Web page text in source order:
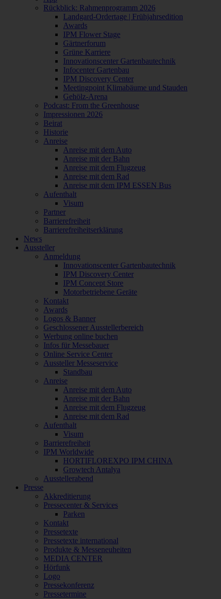
Rückblick: Rahmenprogramm 2026
Landgard-Ordertage | Frühjahrsedition
Awards
IPM Flower Stage
Gärtnerforum
Grüne Karriere
Innovationscenter Gartenbautechnik
Infocenter Gartenbau
IPM Discovery Center
Meetingpoint Klimabäume und Stauden
Gehölz-Arena
Podcast: From the Greenhouse
Impressionen 2026
Beirat
Historie
Anreise
Anreise mit dem Auto
Anreise mit der Bahn
Anreise mit dem Flugzeug
Anreise mit dem Rad
Anreise mit dem IPM ESSEN Bus
Aufenthalt
Visum
Partner
Barrierefreiheit
Barrierefreiheitserklärung
News
Aussteller
Anmeldung
Innovationscenter Gartenbautechnik
IPM Discovery Center
IPM Concept Store
Motorbetriebene Geräte
Kontakt
Awards
Logos & Banner
Geschlossener Ausstellerbereich
Werbung online buchen
Infos für Messebauer
Online Service Center
Aussteller Messeservice
Standbau
Anreise
Anreise mit dem Auto
Anreise mit der Bahn
Anreise mit dem Flugzeug
Anreise mit dem Rad
Aufenthalt
Visum
Barrierefreiheit
IPM Worldwide
HORTIFLOREXPO IPM CHINA
Growtech Antalya
Ausstellerabend
Presse
Akkreditierung
Pressecenter & Services
Parken
Kontakt
Pressetexte
Pressetexte international
Produkte & Messeneuheiten
MEDIA CENTER
Hörfunk
Logo
Pressekonferenz
Pressetermine